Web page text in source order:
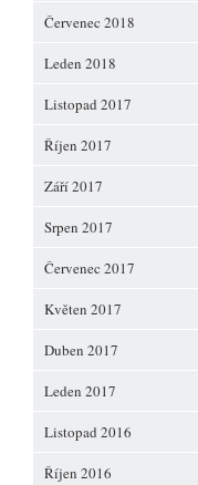
Červenec 2018
Leden 2018
Listopad 2017
Říjen 2017
Září 2017
Srpen 2017
Červenec 2017
Květen 2017
Duben 2017
Leden 2017
Listopad 2016
Říjen 2016